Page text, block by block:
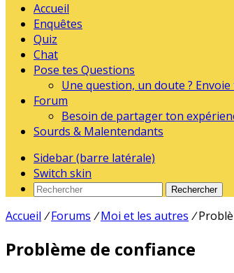
Accueil
Enquêtes
Quiz
Chat
Pose tes Questions
Une question, un doute ? Envoie
Forum
Besoin de partager ton
Sourds & Malentendants
Sidebar (barre latérale)
Switch skin
Rechercher
Accueil / Forums / Moi et les autres /
Problème de confiance